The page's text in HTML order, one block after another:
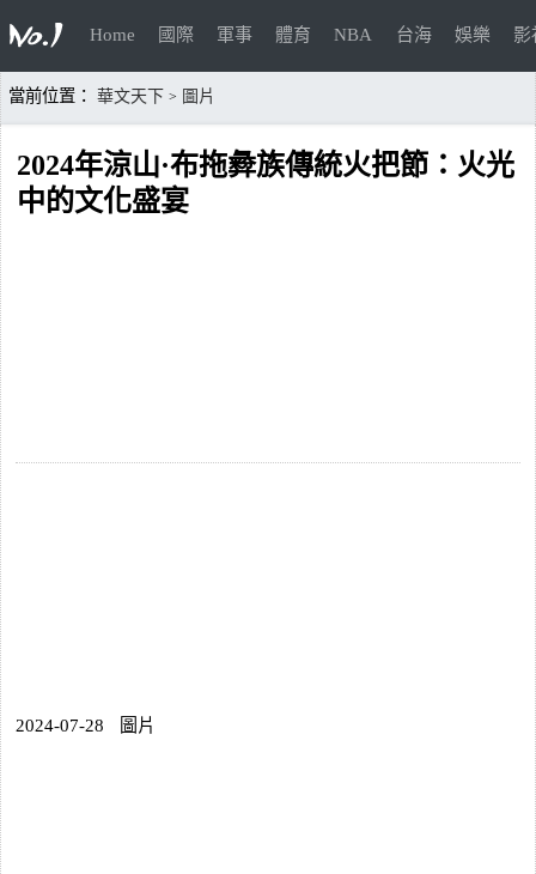
Home 國際 軍事 體育 NBA 台海 娛樂 影
當前位置： 華文天下 > 圖片
2024年涼山·布拖彜族傳統火把節：火光
中的文化盛宴
2024-07-28 圖片